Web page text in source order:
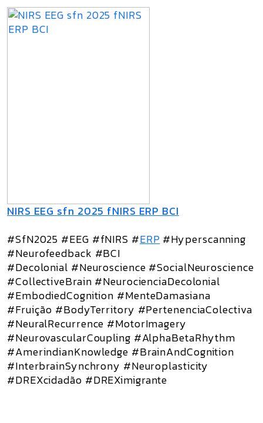
NIRS EEG sfn 2025 fNIRS ERP BCI
#SfN2025 #EEG #fNIRS #ERP #Hyperscanning
#Neurofeedback #BCI
#Decolonial #Neuroscience #SocialNeuroscience
#CollectiveBrain #NeurocienciaDecolonial
#EmbodiedCognition #MenteDamasiana
#Fruição #BodyTerritory #PertenenciaColectiva
#NeuralRecurrence #MotorImagery
#NeurovascularCoupling #AlphaBetaRhythm
#AmerindianKnowledge #BrainAndCognition
#InterbrainSynchrony #Neuroplasticity
#DREXcidadão #DREXimigrante